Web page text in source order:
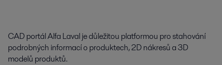
CAD portál Alfa Laval je důležitou platformou pro stahování
podrobných informací o produktech, 2D nákresů a 3D
modelů produktů.